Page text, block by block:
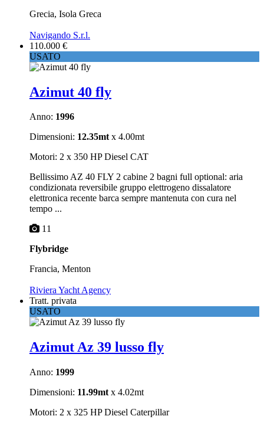
Grecia, Isola Greca
Navigando S.r.l.
110.000 €
USATO
Azimut 40 fly
Anno: 1996
Dimensioni: 12.35mtx 4.00mt
Motori: 2 x 350 HP Diesel CAT
Bellissimo AZ 40 FLY 2 cabine 2 bagni full optional: aria
condizionata reversibile gruppo elettrogeno dissalatore
elettronica recente barca sempre mantenuta con cura nel
tempo ...
11
Flybridge
Francia, Menton
Riviera Yacht Agency
Tratt. privata
USATO
Azimut Az 39 lusso fly
Anno: 1999
Dimensioni: 11.99mt x 4.02mt
Motori: 2 x 325 HP Diesel Caterpillar